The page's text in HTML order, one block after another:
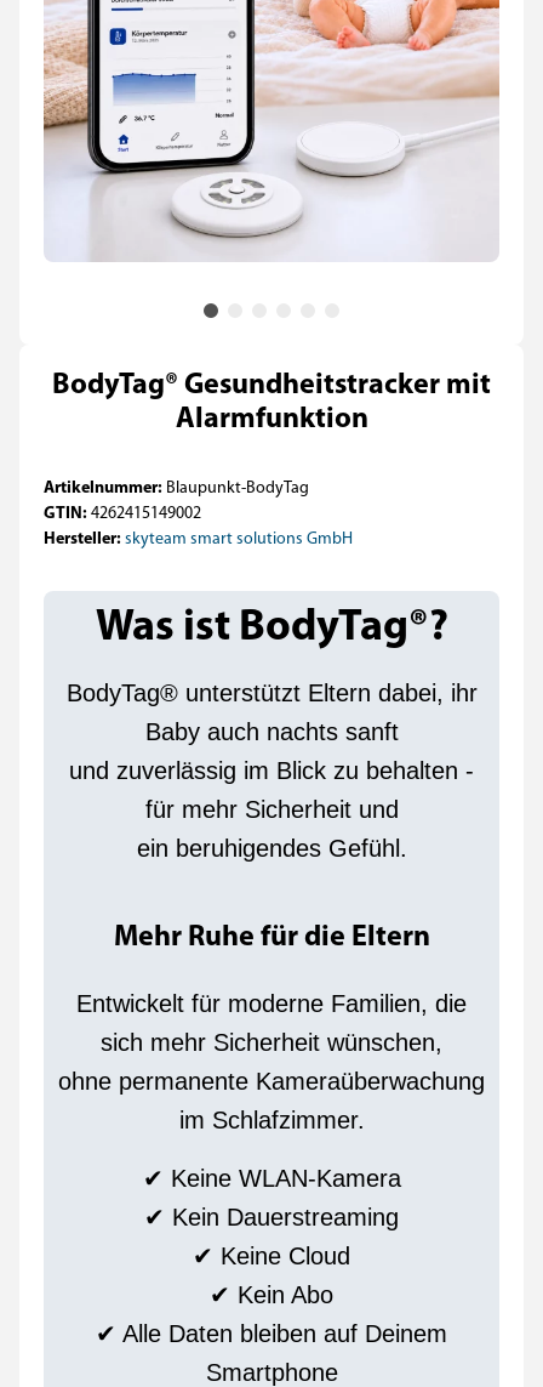
BodyTag® Gesundheitstracker mit
Alarmfunktion
Artikelnummer: Blaupunkt-BodyTag
GTIN: 4262415149002
Hersteller: skyteam smart solutions GmbH
Was ist BodyTag®?
BodyTag® unterstützt Eltern dabei, ihr
Baby auch nachts sanft
und zuverlässig im Blick zu behalten -
für mehr Sicherheit und
ein beruhigendes Gefühl.
Mehr Ruhe für die Eltern
Entwickelt für moderne Familien, die
sich mehr Sicherheit wünschen,
ohne permanente Kameraüberwachung
im Schlafzimmer.
✔ Keine WLAN-Kamera
✔ Kein Dauerstreaming
✔ Keine Cloud
✔ Kein Abo
✔ Alle Daten bleiben auf Deinem
Smartphone